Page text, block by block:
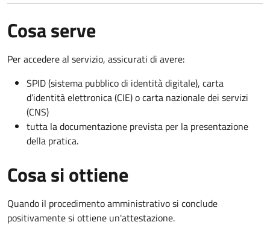
Cosa serve
Per accedere al servizio, assicurati di avere:
SPID (sistema pubblico di identità digitale), carta
d’identità elettronica (CIE) o carta nazionale dei servizi
(CNS)
tutta la documentazione prevista per la presentazione
della pratica.
Cosa si ottiene
Quando il procedimento amministrativo si conclude
positivamente si ottiene un'attestazione.